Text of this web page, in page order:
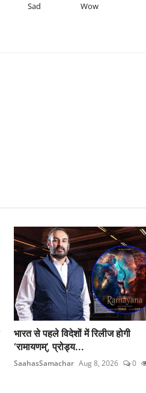
Sad Wow
भारत से पहले विदेशों में रिलीज होगी
‘रामायणम्’, प्रोड्य...
SaahasSamachar Aug 8, 2026 0